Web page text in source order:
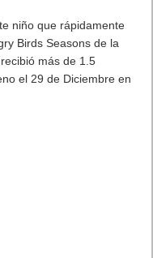
niño que rápidamente
Birds Seasons de la
más de 1.5
el 29 de Diciembre en